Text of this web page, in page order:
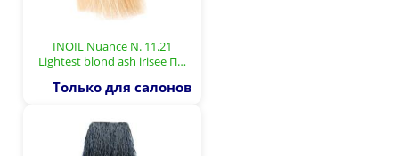
INOIL Nuance N. 11.21
Lightest blond ash irisee П…
Только для салонов